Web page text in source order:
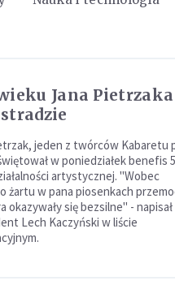
Jana Pietrzaka
jeden z twórców Kabaretu
w poniedziałek benefis
artystycznej. "Wobec
żartu w pana piosenkach
okazywały się bezsilne" - napisał
Lech Kaczyński w liście